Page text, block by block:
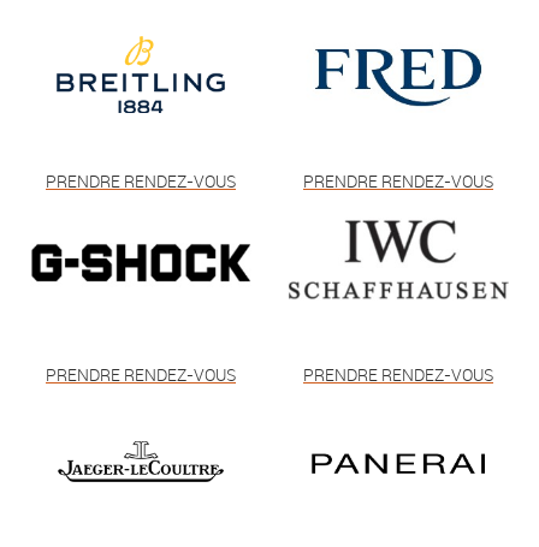
PRENDRE RENDEZ-VOUS PRENDRE RENDEZ-VOUS
PRENDRE RENDEZ-VOUS PRENDRE RENDEZ-VOUS